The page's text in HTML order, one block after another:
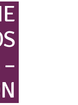
–